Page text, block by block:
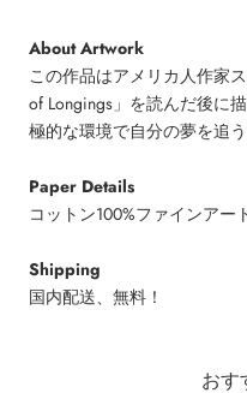
About Artwork
この作品はアメリカ人作家
of Longings」を読んだ後に
極的な環境で自分の夢を追
Paper Details
コットン100%ファインアー
Shipping
国内配送、無料！
おす